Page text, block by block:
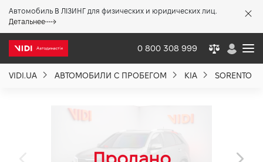
Автомобиль В ЛІЗИНГ для физических и юридических лиц.
Детальнее
0 800 308 999
VIDI.UA АВТОМОБИЛИ С ПРОБЕГОМ KIA SORENTO
Акции %